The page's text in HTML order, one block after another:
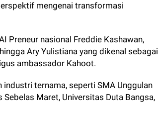
mengenai transformasi
Preneur nasional Freddie Kashawan,
Ary Yulistiana yang dikenal sebagai
ambassador Kahoot.
ternama, seperti SMA Unggulan
Maret, Universitas Duta Bangsa,